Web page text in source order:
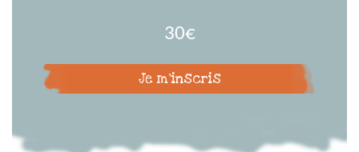
30€
Je m'inscris